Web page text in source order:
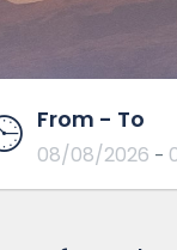
From - To
08/08/2026 -